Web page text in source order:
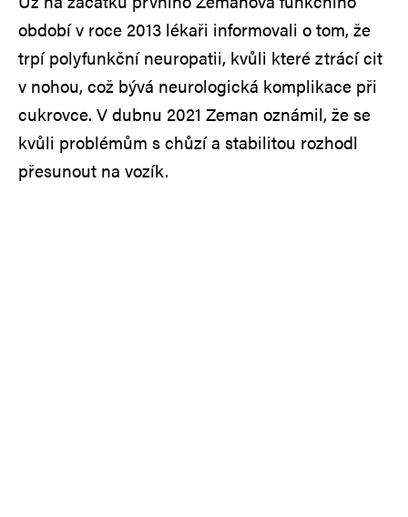
období v roce 2013 lékaři informovali o tom, že
trpí polyfunkční neuropatii, kvůli které ztrácí cit
v nohou, což bývá neurologická komplikace při
cukrovce. V dubnu 2021 Zeman oznámil, že se
kvůli problémům s chůzí a stabilitou rozhodl
přesunout na vozík.